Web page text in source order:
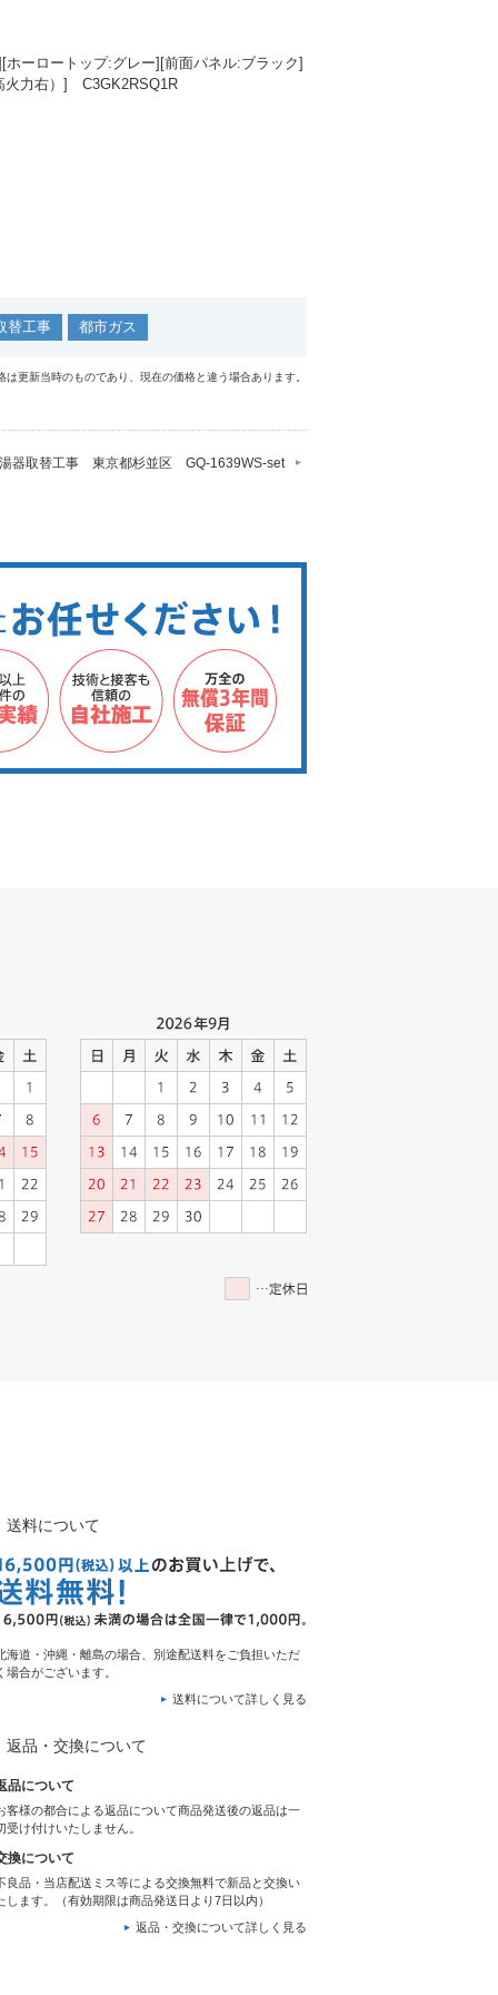
ーロートップ:グレー][前面パネル:ブラック]
火力右）] C3GK2RSQ1R
替工事 都市ガス
更新当時のものであり、現在の価格と違う場合あります。
器取替工事 東京都杉並区 GQ-1639WS-set
送料について
海道・沖縄・離島の場合、別途配送料をご負担いただ
場合がございます。
送料について詳しく見る
返品・交換について
品について
客様の都合による返品について商品発送後の返品は一
受け付けいたしません。
換について
良品・当店配送ミス等による交換無料で新品と交換い
します。（有効期限は商品発送日より7日以内）
返品・交換について詳しく見る